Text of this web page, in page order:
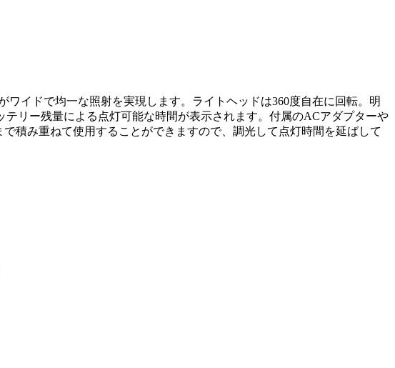
イドで均一な照射を実現します。ライトヘッドは360度自在に回転。明
リー残量による点灯可能な時間が表示されます。付属のACアダプターや
積み重ねて使用することができますので、調光して点灯時間を延ばして